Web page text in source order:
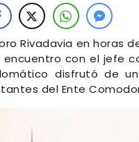
Rivadavia en horas
encuentro con el jefe
disfrutó de
del Ente